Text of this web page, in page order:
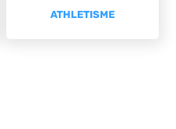
ATHLETISME